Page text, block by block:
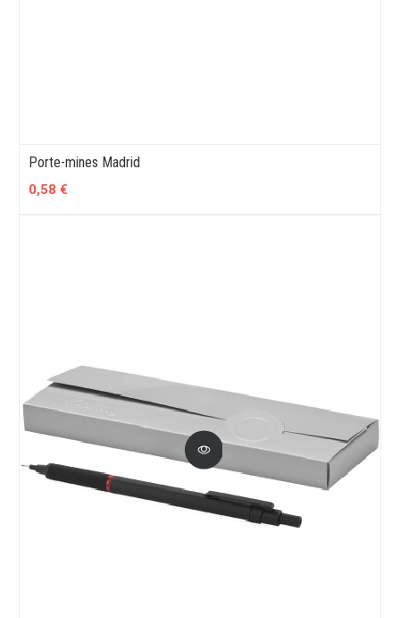
Porte-mines Madrid
0,58 €